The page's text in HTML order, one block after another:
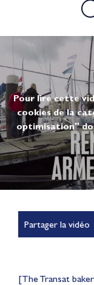
Pour lire cette
cookies de la
optimisation"
Partager la vidéo
[The Transat